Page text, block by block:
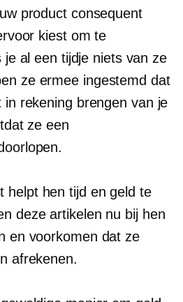
product consequent
kiest om te
al een tijdje niets van ze
ze ermee ingestemd dat
rekening brengen van je
ze een
helpt hen tijd en geld te
deze artikelen nu bij hen
en voorkomen dat ze
afrekenen.